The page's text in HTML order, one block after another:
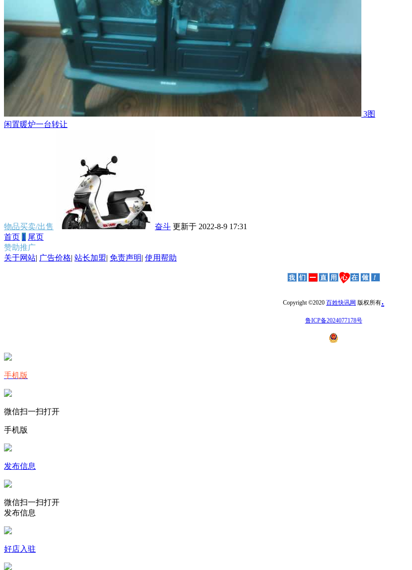
3图
闲置暖炉一台转让
物品买卖/出售 奋斗 更新于 2022-8-9 17:31
首页 1 尾页
赞助推广
关于网站| 广告价格| 站长加盟| 免责声明| 使用帮助
Copyright ©2020 百姓快讯网 版权所有.
鲁ICP备2024077178号
手机版
微信扫一扫打开
手机版
发布信息
微信扫一扫打开
发布信息
好店入驻